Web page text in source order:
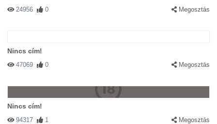
24956 0 Megosztás
Nincs cím!
47069 0 Megosztás
Nincs cím!
94317 1 Megosztás